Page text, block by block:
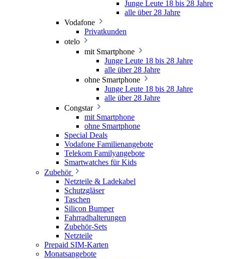
Junge Leute 18 bis 28 Jahre
alle über 28 Jahre
Vodafone
Privatkunden
otelo
mit Smartphone
Junge Leute 18 bis 28 Jahre
alle über 28 Jahre
ohne Smartphone
Junge Leute 18 bis 28 Jahre
alle über 28 Jahre
Congstar
mit Smartphone
ohne Smartphone
Special Deals
Vodafone Familienangebote
Telekom Familyangebote
Smartwatches für Kids
Zubehör
Netzteile & Ladekabel
Schutzgläser
Taschen
Silicon Bumper
Fahrradhalterungen
Zubehör-Sets
Netzteile
Prepaid SIM-Karten
Monatsangebote